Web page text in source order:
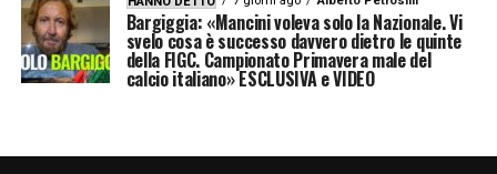
FERRIERI CAPUTI
NIEDDA – EMMANUELE
Bargiggia: «Mancini voleva solo la Nazionale. Vi
svelo cosa è successo davvero dietro le quinte
della FIGC. Campionato Primavera male del
calcio italiano» ESCLUSIVA e VIDEO